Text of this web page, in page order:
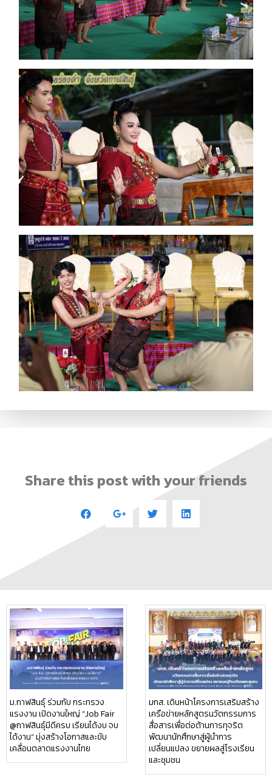
Share this post with your friends
ม.กาฬสินธุ์ ร่วมกับ กระทรวง
แรงงาน เปิดงานใหญ่ “Job Fair
@กาฬสินธุ์มีดีครบ เรียนได้งบ จบ
ได้งาน” มุ่งสร้างโอกาสและขับ
เคลื่อนตลาดแรงงานไทย
มกส. เดินหน้าโครงการเสริมสร้าง
เครือข่ายหลักสูตรนวัตกรรมการ
สื่อสารเพื่อต่อต้านการทุจริต
พัฒนานักศึกษาสู่ผู้นำการ
เปลี่ยนแปลง ขยายผลสู่โรงเรียน
และชุมชน